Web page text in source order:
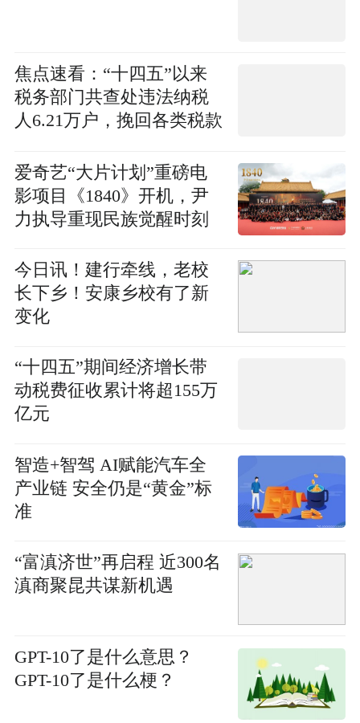
焦点速看：“十四五”以来
税务部门共查处违法纳税
人6.21万户，挽回各类税款
爱奇艺“大片计划”重磅电
影项目《1840》开机，尹
力执导重现民族觉醒时刻
今日讯！建行牵线，老校
长下乡！安康乡校有了新
变化
“十四五”期间经济增长带
动税费征收累计将超155万
亿元
智造+智驾 AI赋能汽车全
产业链 安全仍是“黄金”标
准
“富滇济世”再启程 近300名
滇商聚昆共谋新机遇
GPT-10了是什么意思？
GPT-10了是什么梗？